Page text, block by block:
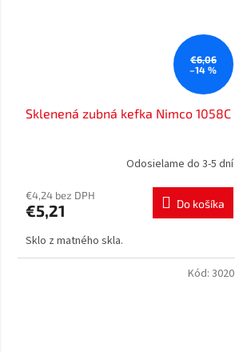
€6,06
–14 %
Sklenená zubná kefka Nimco 1058C
Odosielame do 3-5 dní
€4,24 bez DPH
€5,21 Do košíka
Sklo z matného skla.
Kód: 3020